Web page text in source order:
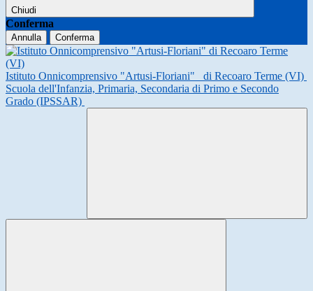
Chiudi
Conferma
Annulla Conferma
Istituto Onnicomprensivo "Artusi-Floriani"
di Recoaro Terme (VI)
Scuola dell'Infanzia, Primaria, Secondaria di Primo e Secondo
Grado (IPSSAR)